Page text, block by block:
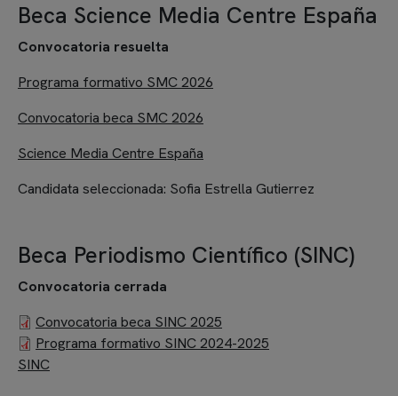
Beca Science Media Centre España
Convocatoria resuelta
Programa formativo SMC 2026
Convocatoria beca SMC 2026
Science Media Centre España
Candidata seleccionada: Sofia Estrella Gutierrez
Beca Periodismo Científico (SINC)
Convocatoria cerrada
Documento
Convocatoria beca SINC 2025
Documento
Programa formativo SINC 2024-2025
SINC